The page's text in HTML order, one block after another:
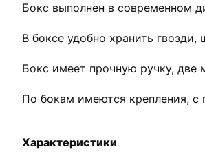
Бокс выполнен в современном
В боксе удобно хранить
Бокс имеет прочную ручку, две
По бокам имеются крепления, с
Характеристики